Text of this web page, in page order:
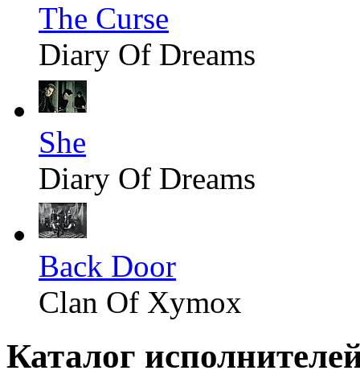
The Curse
Diary Of Dreams
She
Diary Of Dreams
Back Door
Clan Of Xymox
Каталог